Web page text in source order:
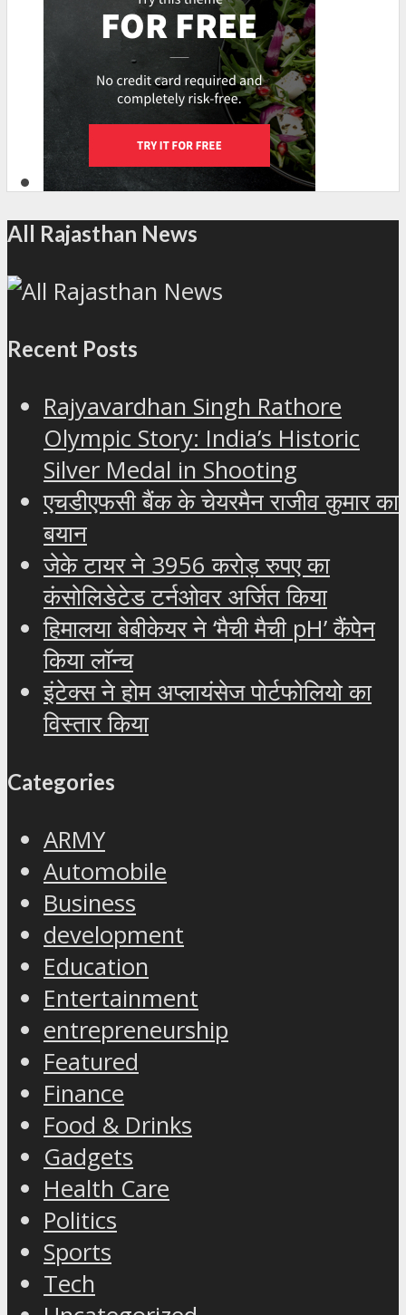
All Rajasthan News
Recent Posts
Rajyavardhan Singh Rathore
Olympic Story: India’s Historic
Silver Medal in Shooting
एचडीएफसी बैंक के चेयरमैन राजीव कुमार का
बयान
जेके टायर ने 3956 करोड़ रुपए का
कंसोलिडेटेड टर्नओवर अर्जित किया
हिमालया बेबीकेयर ने ‘मैची मैची pH’ कैंपेन
किया लॉन्च
इंटेक्स ने होम अप्लायंसेज पोर्टफोलियो का
विस्तार किया
Categories
ARMY
Automobile
Business
development
Education
Entertainment
entrepreneurship
Featured
Finance
Food & Drinks
Gadgets
Health Care
Politics
Sports
Tech